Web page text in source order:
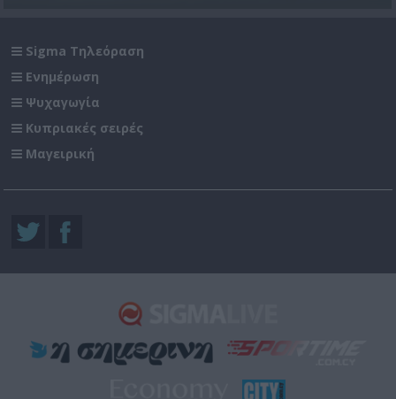
Sigma Τηλεόραση
Ενημέρωση
Ψυχαγωγία
Κυπριακές σειρές
Μαγειρική